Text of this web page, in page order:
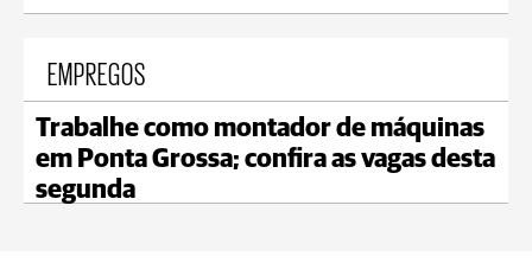
EMPREGOS
Trabalhe como montador de máquinas
em Ponta Grossa; confira as vagas desta
segunda